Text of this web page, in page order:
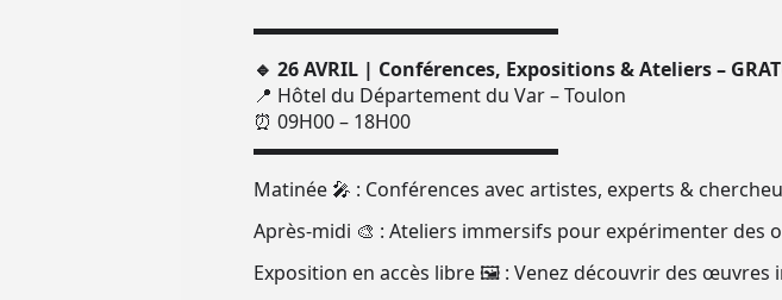
▬▬▬▬▬▬▬▬▬▬▬▬▬▬▬▬
🔹 26 AVRIL | Conférences, Expositions & Ateliers –
📍 Hôtel du Département du Var – Toulon
⏰ 09H00 – 18H00
▬▬▬▬▬▬▬▬▬▬▬▬▬▬▬▬
Matinée 🎤 : Conférences avec artistes, experts &
Après-midi 🎨 : Ateliers immersifs pour expérimenter des
Exposition en accès libre 🖼 : Venez découvrir des